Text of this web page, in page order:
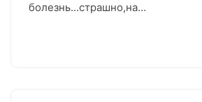
болезнь...страшно,на…